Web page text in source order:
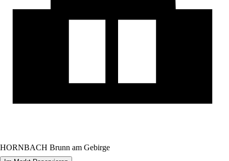
HORNBACH Brunn am Gebirge